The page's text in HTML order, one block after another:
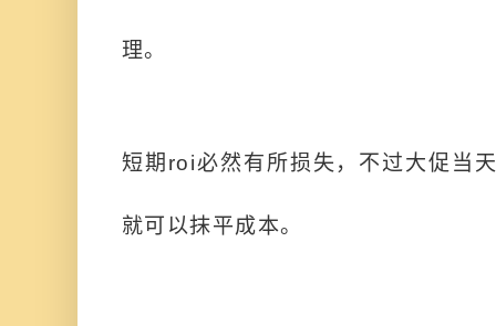
理。
短期roi必然有所损失，不过大促当
就可以抹平成本。